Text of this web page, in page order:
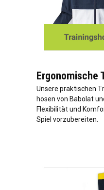
Ergonomische
Unsere praktischen
hosen von Babolat
Flexibilität und
Spiel vorzubereiten.